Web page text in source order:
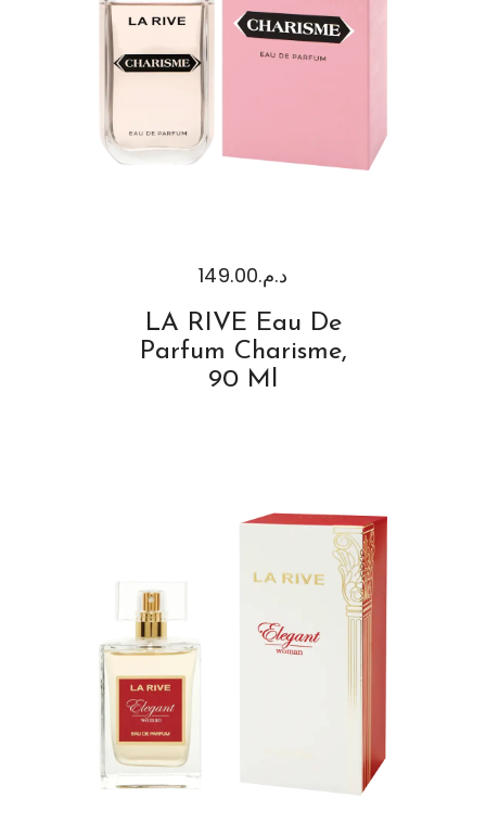
د.م.149.00
LA RIVE Eau De
Parfum Charisme,
90 Ml